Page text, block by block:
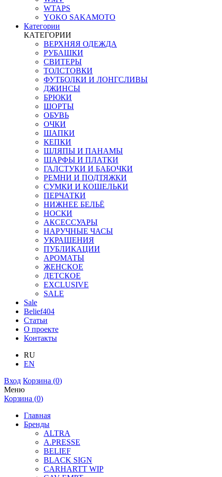
WTAPS
YOKO SAKAMOTO
Категории
КАТЕГОРИИ
ВЕРХНЯЯ ОДЕЖДА
РУБАШКИ
СВИТЕРЫ
ТОЛСТОВКИ
ФУТБОЛКИ И ЛОНГСЛИВЫ
ДЖИНСЫ
БРЮКИ
ШОРТЫ
ОБУВЬ
ОЧКИ
ШАПКИ
КЕПКИ
ШЛЯПЫ И ПАНАМЫ
ШАРФЫ И ПЛАТКИ
ГАЛСТУКИ И БАБОЧКИ
РЕМНИ И ПОДТЯЖКИ
СУМКИ И КОШЕЛЬКИ
ПЕРЧАТКИ
НИЖНЕЕ БЕЛЬЁ
НОСКИ
АКСЕССУАРЫ
НАРУЧНЫЕ ЧАСЫ
УКРАШЕНИЯ
ПУБЛИКАЦИИ
АРОМАТЫ
ЖЕНСКОЕ
ДЕТСКОЕ
EXCLUSIVE
SALE
Sale
Belief404
Статьи
О проекте
Контакты
RU
EN
Вход Корзина (0)
Меню
Корзина (0)
Главная
Бренды
ALTRA
A.PRESSE
BELIEF
BLACK SIGN
CARHARTT WIP